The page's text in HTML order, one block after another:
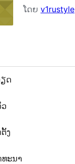
ໂດຍ v1rustyle
ດ
ງ
ະນາ